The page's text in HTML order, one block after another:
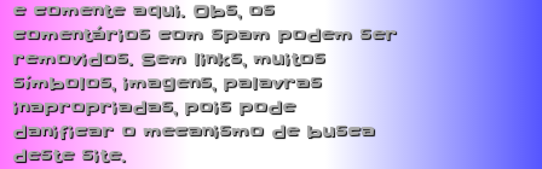
e comente aqui. Obs, os
comentários com spam podem ser
removidos. Sem links, muitos
símbolos, imagens, palavras
inapropriadas, pois pode
danificar o mecanismo de busca
deste site.